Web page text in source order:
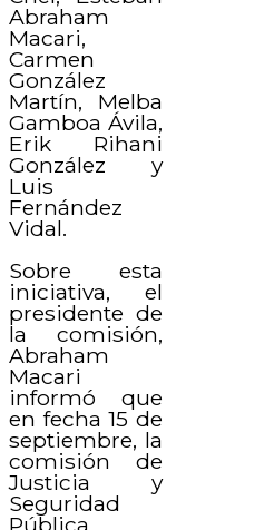
Abraham
Macari,
Carmen
González
Martín, Melba
Gamboa Ávila,
Erik Rihani
González y
Luis
Fernández
Vidal.
Sobre esta
iniciativa, el
presidente de
la comisión,
Abraham
Macari
informó que
en fecha 15 de
septiembre, la
comisión de
Justicia y
Seguridad
Pública